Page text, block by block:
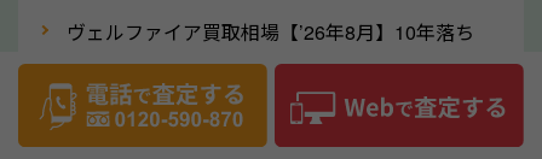
めになる可能性もあります。逆に需要が高い時期であ
れば、高い価格でも買取やすくなります。一般的に新
生活に向けた準備を始める1〜3月ごろは、中古車の
需要が高いです。また、転職者が多い9〜10月ごろ
ヴェルファイア買取相場【’26年8月】10年落ち
でも「輸出」で高く売るコツ
デリカD:5買取相場【’26年8月】10年落ちを